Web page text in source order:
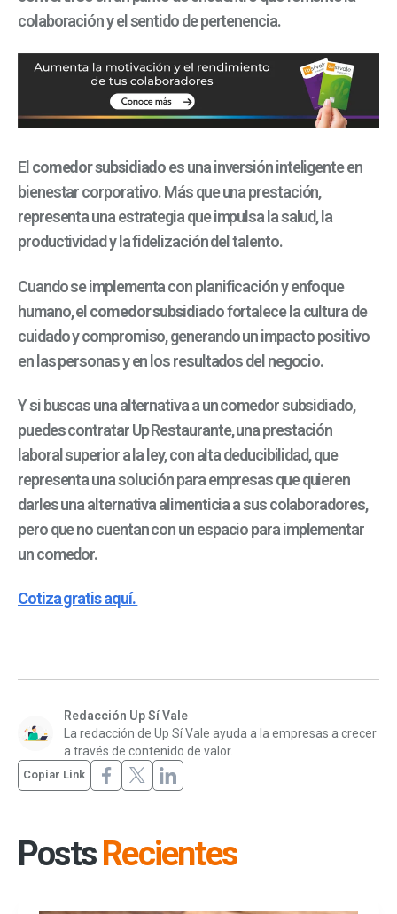
colaboración y el sentido de pertenencia.
El comedor subsidiadoes una inversión inteligente en
bienestar corporativo. Más que una prestación,
representa una estrategia que impulsa la salud, la
productividad y la fidelización del talento.
Cuando se implementa con planificación y enfoque
humano, elcomedor subsidiadofortalece la cultura de
cuidado y compromiso, generando un impacto positivo
en las personas y en los resultados del negocio.
Y si buscas una alternativa a un comedor subsidiado,
puedes contratar Up Restaurante, una prestación
laboral superior a la ley, con alta deducibilidad, que
representa una solución para empresas que quieren
darles una alternativa alimenticia a sus colaboradores,
pero que no cuentan con un espacio para implementar
un comedor.
Cotiza gratis aquí.
Redacción Up Sí Vale
La redacción de Up Sí Vale ayuda a la empresas a crecer
a través de contenido de valor.
Copiar Link
PostsRecientes